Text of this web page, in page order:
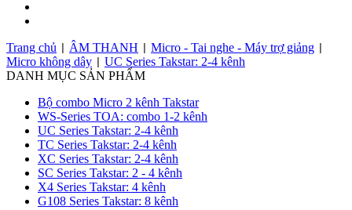
Trang chủ
ÂM THANH Micro - Tai nghe - Máy trợ giảng
Micro không dây
UC Series Takstar: 2-4 kênh
DANH MỤC SẢN PHẨM
Bộ combo Micro 2 kênh Takstar
WS-Series TOA: combo 1-2 kênh
UC Series Takstar: 2-4 kênh
TC Series Takstar: 2-4 kênh
XC Series Takstar: 2-4 kênh
SC Series Takstar: 2 - 4 kênh
X4 Series Takstar: 4 kênh
G108 Series Takstar: 8 kênh